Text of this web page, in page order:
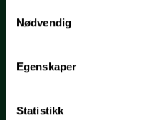
Nødvendig
Egenskaper
Statistikk
KONTORENE